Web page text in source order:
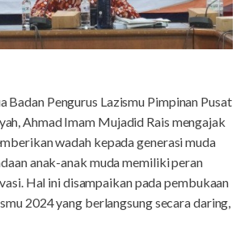
Badan Pengurus Lazismu Pimpinan Pusat
Ahmad Imam Mujadid Rais mengajak
wadah kepada generasi muda
anak-anak muda memiliki peran
Hal ini disampaikan pada pembukaan
2024 yang berlangsung secara daring,